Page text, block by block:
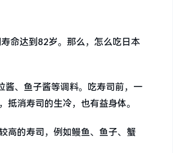
命达到82岁。那么，怎么吃日本
酱、鱼子酱等调料。吃寿司前，一
消寿司的生冷，也有益身体。
高的寿司，例如鳗鱼、鱼子、蟹